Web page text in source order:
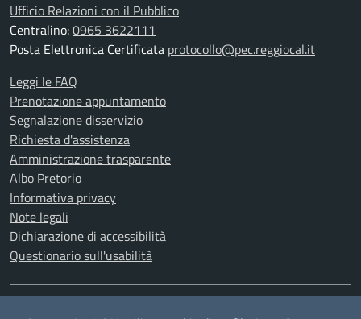
Ufficio Relazioni con il Pubblico
Centralino:0965 3622111
Posta Elettronica Certificata protocollo@pec.reggiocal.it
Leggi le FAQ
Prenotazione appuntamento
Segnalazione disservizio
Richiesta d'assistenza
Amministrazione trasparente
Albo Pretorio
Informativa privacy
Note legali
Dichiarazione di accessibilità
Questionario sull'usabilità